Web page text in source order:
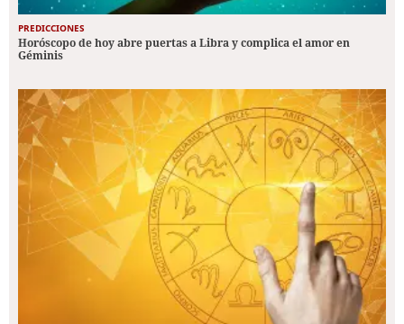
PREDICCIONES
Horóscopo de hoy abre puertas a Libra y complica el amor en
Géminis